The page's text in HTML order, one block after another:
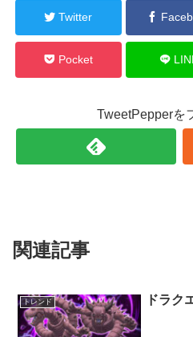
Twitter
Pocket
TweetPepperを
関連記事
トレンド ドラク